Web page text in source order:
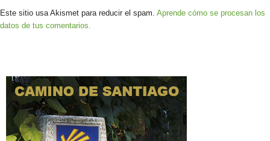
Este sitio usa Akismet para reducir el spam. Aprende cómo se procesan los
datos de tus comentarios.